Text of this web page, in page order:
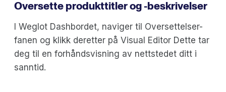
Oversette produkttitler og -beskrivelser
I Weglot Dashbordet, naviger til Oversettelser-
fanen og klikk deretter på Visual Editor Dette tar
deg til en forhåndsvisning av nettstedet ditt i
sanntid.